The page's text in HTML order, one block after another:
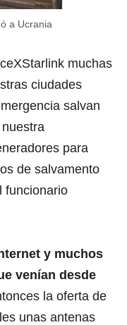
a Ucrania
muchas
ciudades
salvan
para
de salvamento
funcionario
y muchos
venían desde
la oferta de
unas antenas